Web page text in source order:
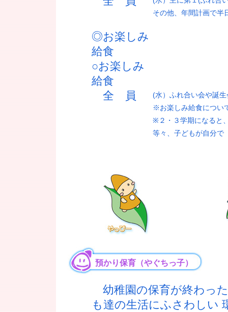
その他、年間計画で半
◎お楽しみ
給食
○お楽しみ
給食
全 員
(水）ふれ合い会や誕
※お楽しみ給食につい
※２・３学期になると
等々、子どもが自分で
預かり保育（やぐちっ子）
幼稚園の保育が終わっ
も達の生活にふさわしい